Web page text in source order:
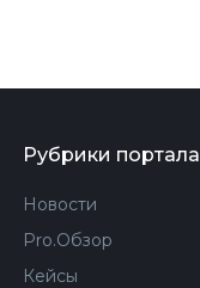
Рубрики портала
Новости
Pro.Обзор
Кейсы